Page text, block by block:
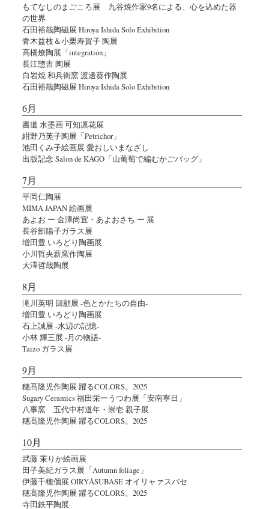
もてなしのまごころ展 九谷焼作家9名による、心を込めた器
の世界
石田裕哉陶磁展 Hiroya Ishida Solo Exhibition
青木益枝＆小栗寿賀子 陶展
高橋燎陶展「integration」
長江惣吉 陶展
白岩焼 和兵衛窯 渡邊葵作陶展
石田裕哉陶磁展 Hiroya Ishida Solo Exhibition
6月
書道 水墨画 可知凛花展
紺野乃芙子陶展「Petrichor」
池田くみ子絵画展 愛おしいまなざし
出版記念 Salon de KAGO「山葡萄で編むかごバッグ」
7月
平岡仁陶展
MIMA JAPAN 絵画展
あよお ー 金澤尚宜・あよおさち ー 展
長谷部陽子ガラス展
増田豊 いろどり陶画展
小川哲央薪窯作陶展
大澤哲哉陶展
8月
滝川英明 回顧展 -色とかたちの自由-
増田豊 いろどり陶画展
石上誠展 -水辺の記憶-
小林 輝三展 -月の物語-
Taizo ガラス展
9月
穂髙隆児作陶展 躍るCOLORS。2025
Sugary Ceramics 福田栄一うつわ展「安南寧日」
八事窯 五代中村道年・崇壱 親子展
穂髙隆児作陶展 躍るCOLORS。2025
10月
武藤 茉りか絵画展
田子美紀ガラス展「Autumn foliage」
伊藤千穂個展 OIRYÁSUBASE オイリャァスバセ
穂髙隆児作陶展 躍るCOLORS。2025
寺田鉄平陶展